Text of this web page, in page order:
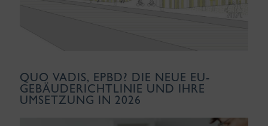
QUO VADIS, EPBD? DIE NEUE EU-
GEBÄUDERICHTLINIE UND IHRE
UMSETZUNG IN 2026